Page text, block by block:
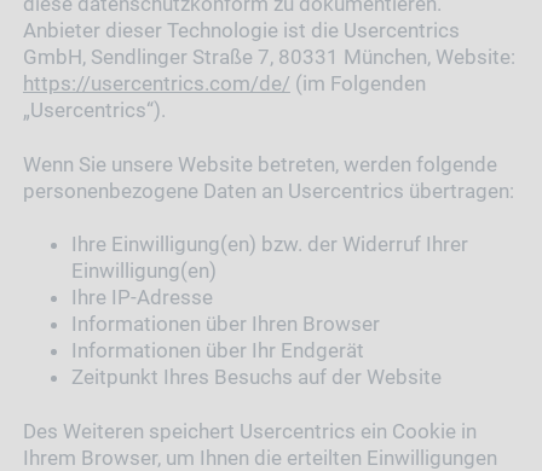
Anbieter dieser Technologie ist die Usercentrics
GmbH, Sendlinger Straße 7, 80331 München, Website:
https://usercentrics.com/de/ (im Folgenden
„Usercentrics“).
Wenn Sie unsere Website betreten, werden folgende
personenbezogene Daten an Usercentrics übertragen:
Ihre Einwilligung(en) bzw. der Widerruf Ihrer
Einwilligung(en)
Ihre IP-Adresse
Informationen über Ihren Browser
Informationen über Ihr Endgerät
Zeitpunkt Ihres Besuchs auf der Website
Des Weiteren speichert Usercentrics ein Cookie in
Ihrem Browser, um Ihnen die erteilten Einwilligungen